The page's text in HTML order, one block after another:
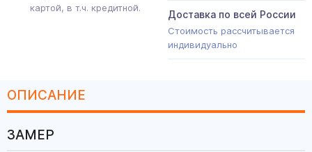
картой, в т.ч. кредитной.
Доставка по всей России
Стоимость рассчитывается
индивидуально
ОПИСАНИЕ
ЗАМЕР